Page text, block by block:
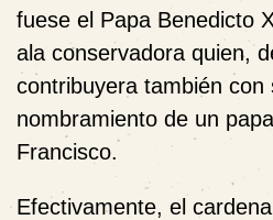
fuese el Papa Benedicto
ala conservadora quien,
contribuyera también con
nombramiento de un
Francisco.
Efectivamente, el